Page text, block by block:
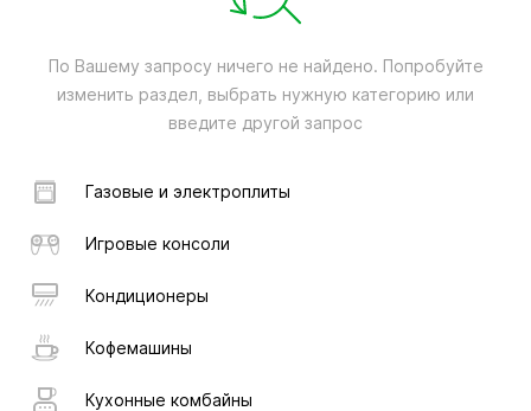
По Вашему запросу ничего не найдено. Попробуйте
изменить раздел, выбрать нужную категорию или
введите другой запрос
Газовые и электроплиты
Игровые консоли
Кондиционеры
Кофемашины
Кухонные комбайны